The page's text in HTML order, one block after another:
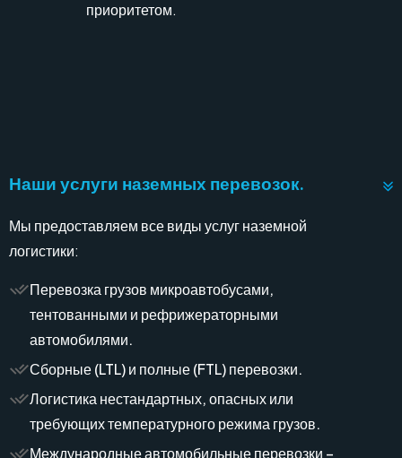
приоритетом.
Наши услуги наземных перевозок.
Мы предоставляем все виды услуг наземной
логистики:
Перевозка грузов микроавтобусами,
тентованными и рефрижераторными
автомобилями.
Сборные (LTL) и полные (FTL) перевозки.
Логистика нестандартных, опасных или
требующих температурного режима грузов.
Международные автомобильные перевозки –